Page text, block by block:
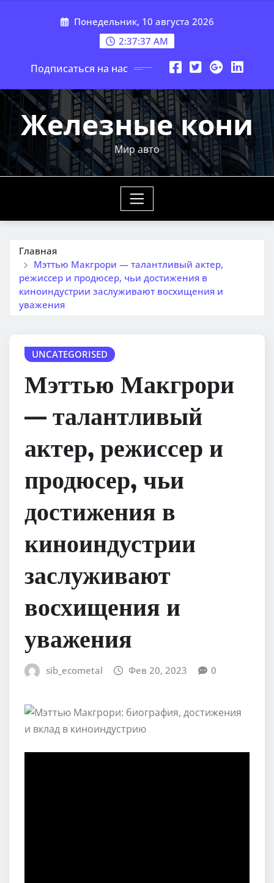
Понедельник, 10 августа 2026
2:37:38 AM
Подписаться на нас
Железные кони
Мир авто
Главная
Мэттью Макгрори — талантливый актер,
режиссер и продюсер, чьи достижения в
киноиндустрии заслуживают восхищения и
уважения
UNCATEGORISED
Мэттью Макгрори
— талантливый
актер, режиссер и
продюсер, чьи
достижения в
киноиндустрии
заслуживают
восхищения и
уважения
sib_ecometal Фев 20, 2023 0